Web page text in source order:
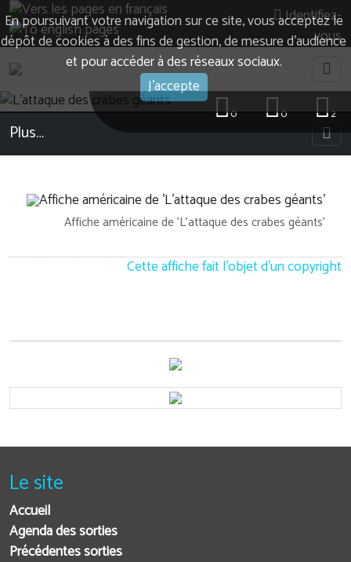
En poursuivant votre navigation sur ce site, vous acceptez le
dépôt de cookies à des fins de gestion, de mesure d’audience
et pour accéder à des réseaux sociaux.
J'accepte
Identifiez-
vous
2
0
0
Plus…
Affiche américaine de 'L'attaque des crabes géants'
Cette affiche fait l'objet d'un copyright
Le site
Accueil
Agenda des sorties
Précédentes sorties